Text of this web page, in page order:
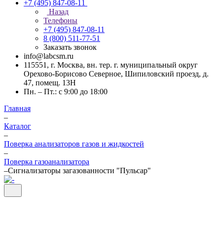
+7 (495) 847-08-11
Назад
Телефоны
+7 (495) 847-08-11
8 (800) 511-77-51
Заказать звонок
info@labcsm.ru
115551, г. Москва, вн. тер. г. муниципальный округ
Орехово-Борисово Северное, Шипиловский проезд, д.
47, помещ. 13Н
Пн. – Пт.: с 9:00 до 18:00
Главная
–
Каталог
–
Поверка анализаторов газов и жидкостей
–
Поверка газоанализатора
–Сигнализаторы загазованности "Пульсар"